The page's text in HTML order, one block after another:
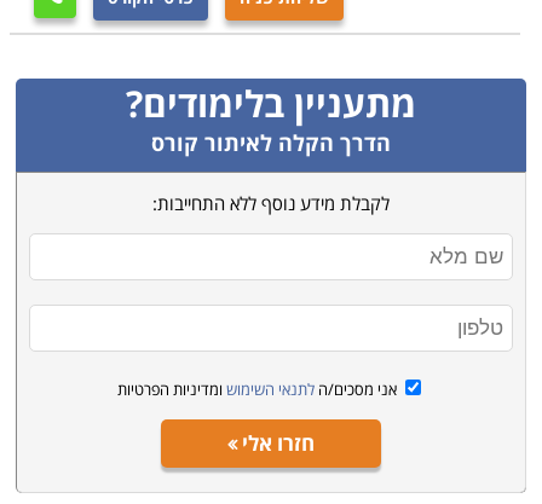
מתעניין בלימודים?
הדרך הקלה לאיתור קורס
לקבלת מידע נוסף ללא התחייבות:
אני מסכים/ה לתנאי השימוש ומדיניות הפרטיות
חזרו אלי